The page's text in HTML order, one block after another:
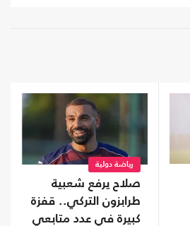
رياضة دولية
صلاح يرفع شعبية
طرابزون التركي.. قفزة
كبيرة في عدد متابعي